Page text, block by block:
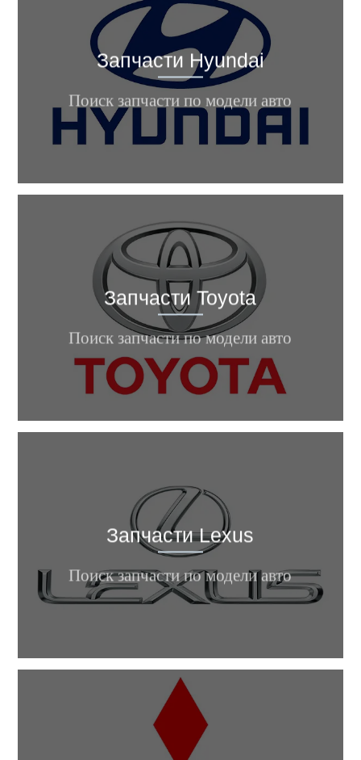
Запчасти Hyundai
Поиск запчасти по модели авто
Elantra, i10, i30, Tucson, Santa Fe,
Sonata, Accent, Gets, ix35 ...
Запчасти Toyota
Поиск запчасти по модели авто
Camry, Corolla, C-HR, Highlander,
Land Cruiser, RAV4 ...
Запчасти Lexus
Поиск запчасти по модели авто
RX, NX, LS, LX, GS, GX, iS, ES, ...